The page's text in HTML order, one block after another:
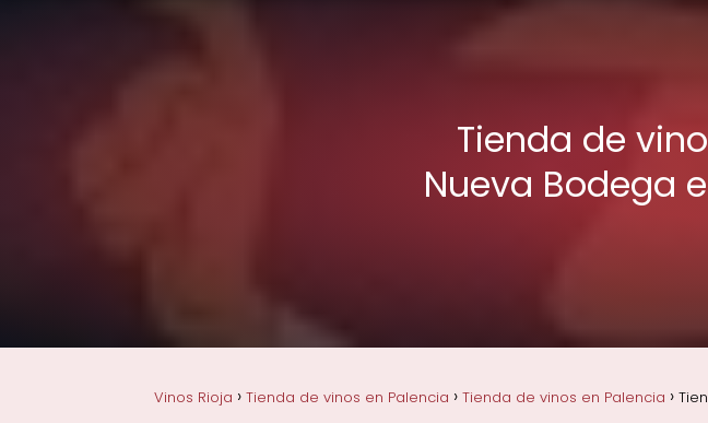
Tienda de
Nueva Bodega
Vinos Rioja Tienda de vinos en Palencia Tienda de vinos en Palencia